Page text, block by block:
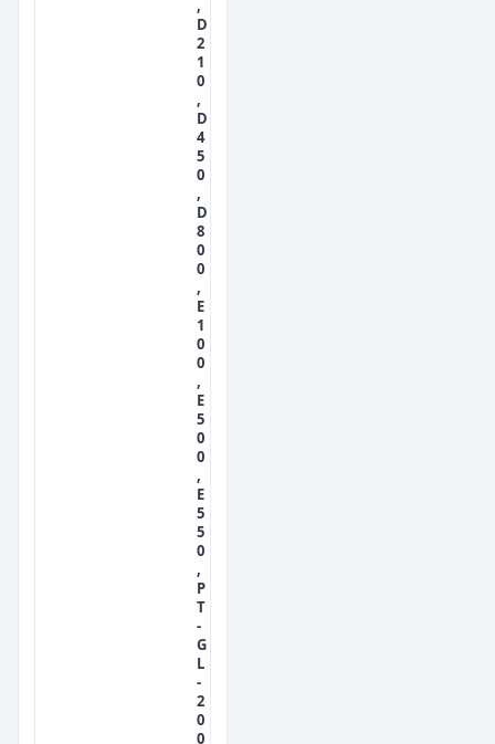
,
D
2
1
0
,
D
4
5
0
,
D
8
0
0
,
E
1
0
0
,
E
5
0
0
,
E
5
5
0
,
P
T
-
G
L
-
2
0
0